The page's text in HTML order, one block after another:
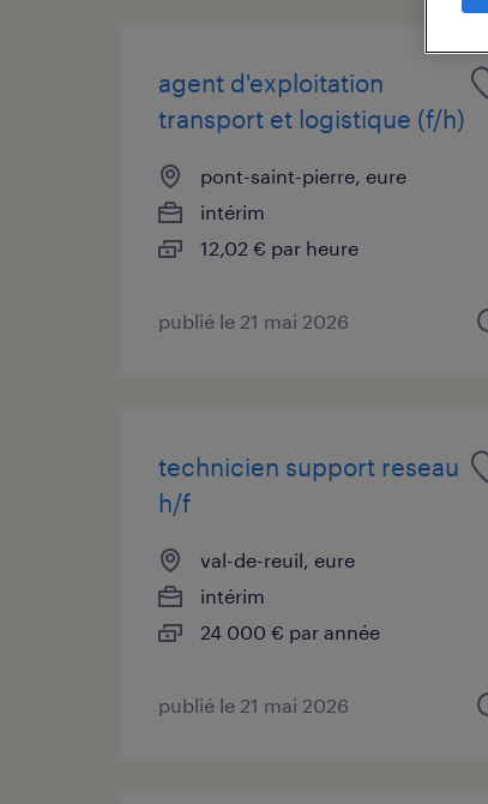
agent d'exploitation
transport et logistique (f/h)
pont-saint-pierre, eure
intérim
12,02 € par heure
publié le 21 mai 2026
technicien support reseau
h/f
val-de-reuil, eure
intérim
24 000 € par année
publié le 21 mai 2026